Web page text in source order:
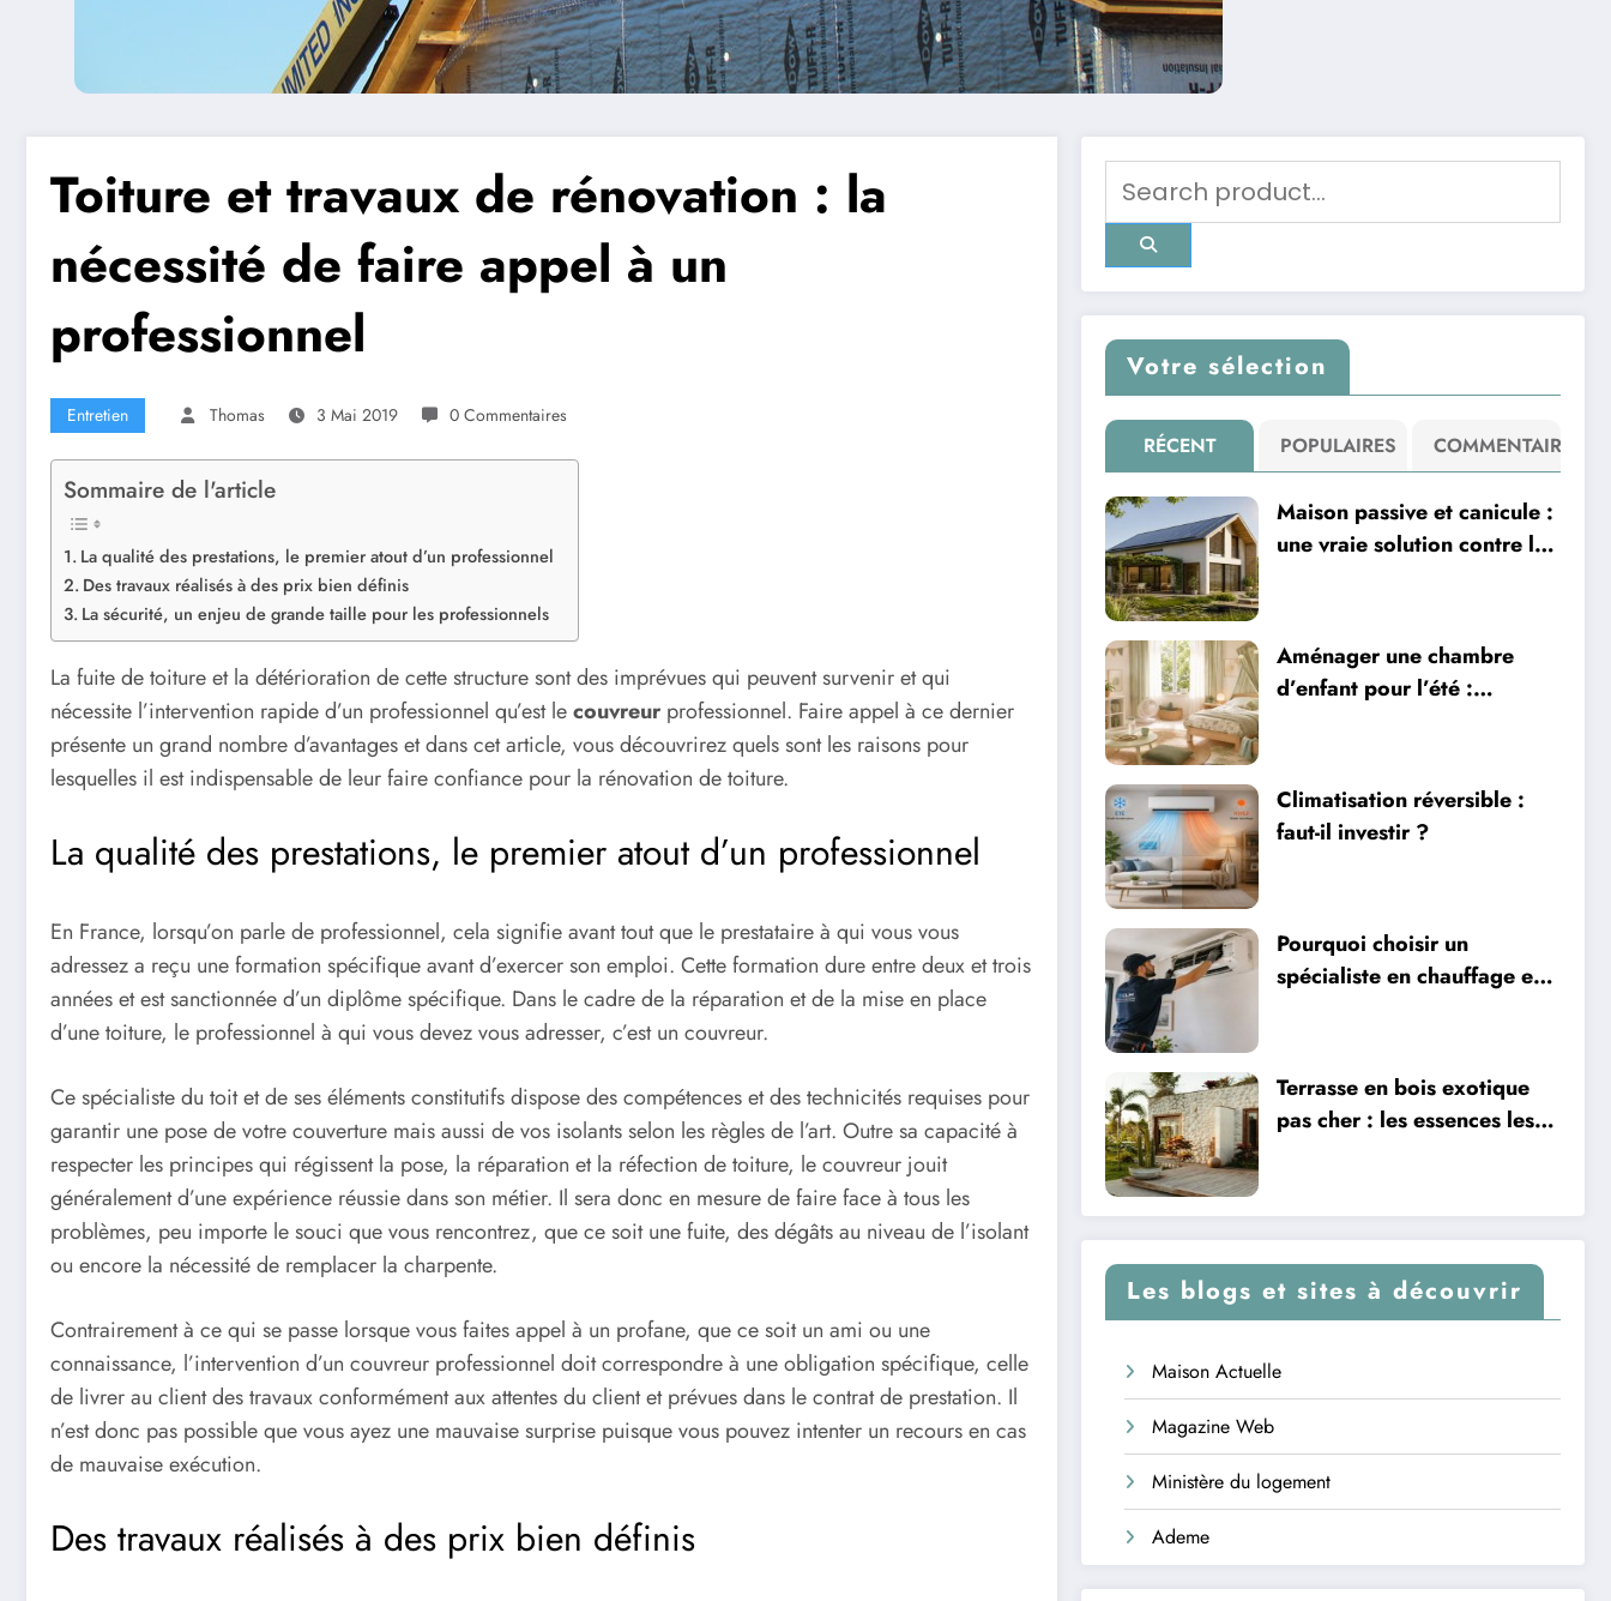
Toiture et travaux de rénovation : la
nécessité de faire appel à un
professionnel
Entretien Thomas 3 Mai 2019 0 Commentaires
Sommaire de l'article
La qualité des prestations, le premier atout d’un professionnel
Des travaux réalisés à des prix bien définis
La sécurité, un enjeu de grande taille pour les professionnels
La fuite de toiture et la détérioration de cette structure sont des imprévues qui peuvent survenir et qui
nécessite l’intervention rapide d’un professionnel qu’est lecouvreur professionnel. Faire appel à ce dernier
présente un grand nombre d’avantages et dans cet article, vous découvrirez quels sont les raisons pour
lesquelles il est indispensable de leur faire confiance pour la rénovation de toiture.
La qualité des prestations, le premier atout d’un professionnel
En France, lorsqu’on parle de professionnel, cela signifie avant tout que le prestataire à qui vous vous
adressez a reçu une formation spécifique avant d’exercer son emploi. Cette formation dure entre deux et trois
années et est sanctionnée d’un diplôme spécifique. Dans le cadre de la réparation et de la mise en place
d’une toiture, le professionnel à qui vous devez vous adresser, c’est un couvreur.
Ce spécialiste du toit et de ses éléments constitutifs dispose des compétences et des technicités requises pour
garantir une pose de votre couverture mais aussi de vos isolants selon les règles de l’art. Outre sa capacité à
respecter les principes qui régissent la pose, la réparation et la réfection de toiture, le couvreur jouit
généralement d’une expérience réussie dans son métier. Il sera donc en mesure de faire face à tous les
problèmes, peu importe le souci que vous rencontrez, que ce soit une fuite, des dégâts au niveau de l’isolant
ou encore la nécessité de remplacer la charpente.
Contrairement à ce qui se passe lorsque vous faites appel à un profane, que ce soit un ami ou une
connaissance, l’intervention d’un couvreur professionnel doit correspondre à une obligation spécifique, celle
de livrer au client des travaux conformément aux attentes du client et prévues dans le contrat de prestation. Il
n’est donc pas possible que vous ayez une mauvaise surprise puisque vous pouvez intenter un recours en cas
de mauvaise exécution.
Des travaux réalisés à des prix bien définis
Votre sélection
RÉCENT POPULAIRES COMMENTAIRE
Maison passive et canicule :
une vraie solution contre la
Aménager une chambre
d’enfant pour l’été :
Climatisation réversible :
faut-il investir ?
Pourquoi choisir un
spécialiste en chauffage et
Terrasse en bois exotique
pas cher : les essences les
Les blogs et sites à découvrir
Maison Actuelle
Magazine Web
Ministère du logement
Ademe